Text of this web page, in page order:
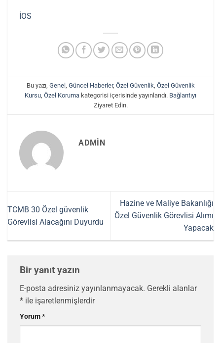
İOS
Bu yazı, Genel, Güncel Haberler, Özel Güvenlik Özel Güvenlik
Kursu Özel Koruma kategorisi içerisinde yayınlandı. Bağlantıyı
Ziyaret Edin.
ADMIN
TCMB 30 Özel güvenlik
Görevlisi Alacağını Duyurdu
Hazine ve Maliye Bakanlığı
Özel Güvenlik Görevlisi Alımı
Yapacak
Bir yanıt yazın
E-posta adresiniz yayınlanmayacak. Gerekli alanlar
* ile işaretlenmişlerdir
Yorum*